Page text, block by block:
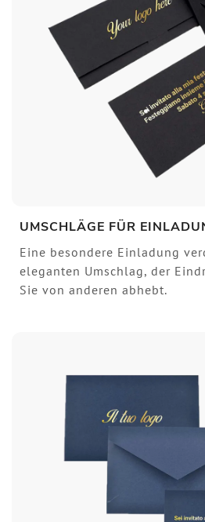
UMSCHLÄGE FÜR
Eine besondere Einladung
eleganten Umschlag, der
Sie von anderen abhebt.